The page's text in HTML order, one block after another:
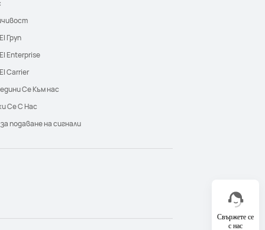
Свържете се
с нас
Груп
Enterprise
Carrier
Се Към нас
Се С Нас
подаване на сигнали